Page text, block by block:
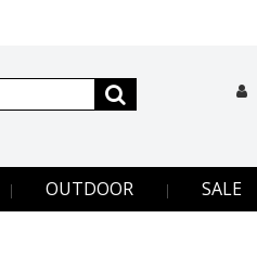
OUTDOOR SALE